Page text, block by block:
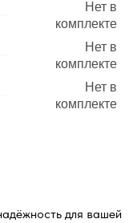
Нет в
комплекте
Нет в
комплекте
Нет в
комплекте
для вашей